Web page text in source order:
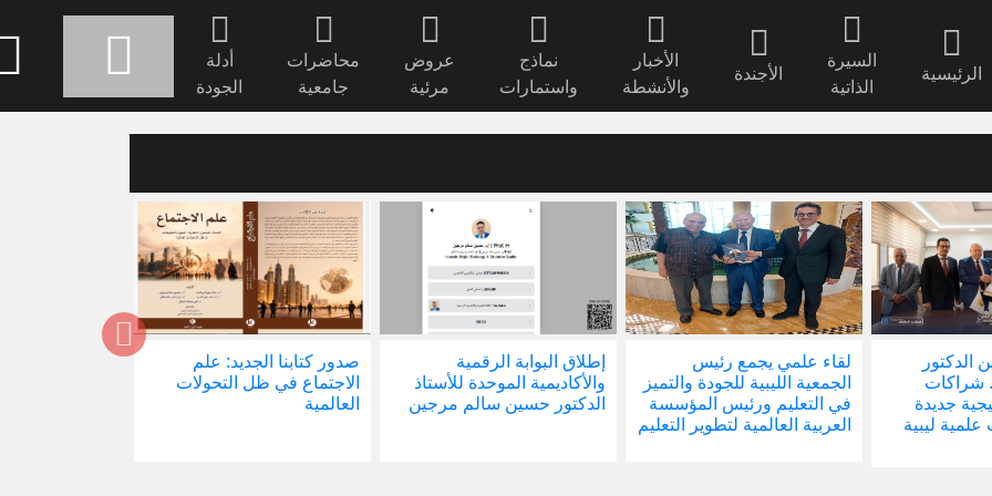
الرئيسية
السيرة
الذاتية
الأجندة
الأخبار
والأنشطة
نماذج
واستمارات
عروض
مرئية
محاضرات
جامعية
أدلة
الجودة
الدكتور
شراكات
جديدة
ليبية
لقاء علمي يجمع رئيس
الجمعية الليبية للجودة والتميز
في التعليم ورئيس المؤسسة
العربية العالمية لتطوير التعليم
إطلاق البوابة الرقمية
والأكاديمية الموحدة للأستاذ
الدكتور حسين سالم مرجين
صدور كتابنا الجديد: علم
الاجتماع في ظل التحولات
العالمية